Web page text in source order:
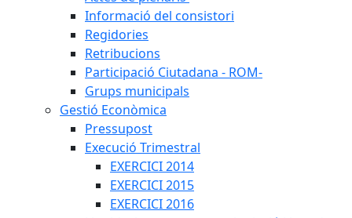
Informació del consistori
Regidories
Retribucions
Participació Ciutadana - ROM-
Grups municipals
Gestió Econòmica
Pressupost
Execució Trimestral
EXERCICI 2014
EXERCICI 2015
EXERCICI 2016